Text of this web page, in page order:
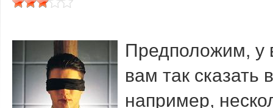
Предположим, у
вам так сказать
например,